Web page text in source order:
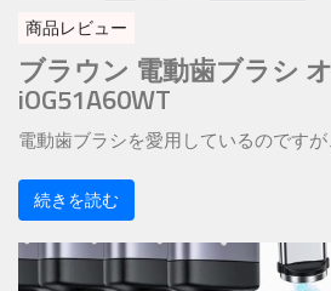
商品レビュー
ブラウン 電動歯ブラシ
iOG51A60WT
電動歯ブラシを愛用しているのですが
続きを読む